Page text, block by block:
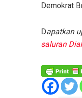
Demokrat
Dapatkan
saluran